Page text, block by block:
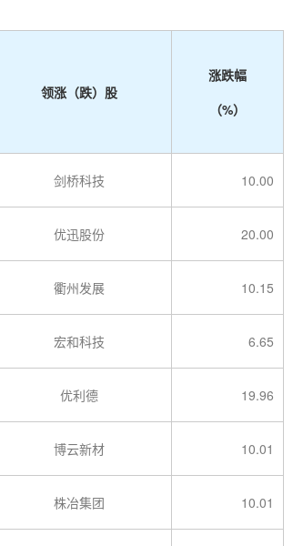
领涨（跌）股
涨跌幅
（%）
剑桥科技 10.00
优迅股份 20.00
衢州发展 10.15
宏和科技 6.65
优利德 19.96
博云新材 10.01
株冶集团 10.01